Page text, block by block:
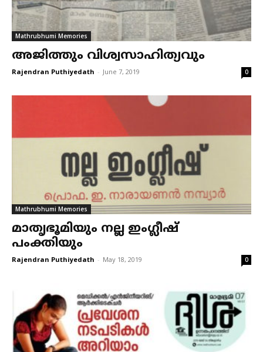
Mathrubhumi Memories
അജിത്തും വിശ്വസാഹിത്യവും
Rajendran Puthiyedath - June 7, 2019 0
Mathrubhumi Memories
മാതൃഭൂമിയും നല്ല ഇംഗ്ലീഷ്
പംക്തിയും
Rajendran Puthiyedath - May 18, 2019 0